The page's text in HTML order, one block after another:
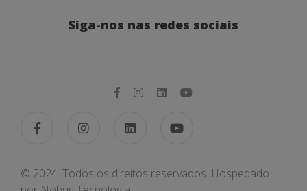
Siga-nos nas redes sociais
© 2024. Todos os direitos reservados. Hospedado